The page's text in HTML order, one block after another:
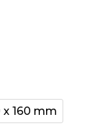
x 160 mm